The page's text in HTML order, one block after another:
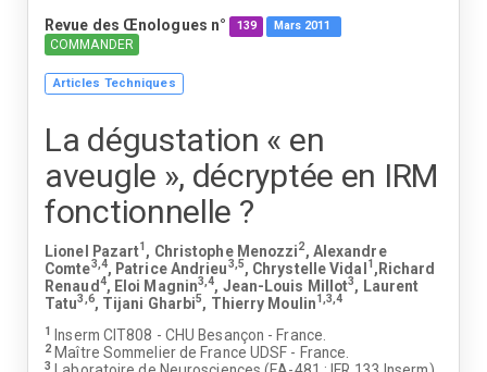
Revue des Œnologues n° 139 Mars 2011
COMMANDER
Articles Techniques
La dégustation « en
aveugle », décryptée en IRM
fonctionnelle ?
Lionel Pazart1 , Christophe Menozzi2, Alexandre
Comte3,4, Patrice Andrieu3,5, Chrystelle Vidal1 ,Richard
Renaud4, Eloi Magnin3,4, Jean-Louis Millot3, Laurent
Tatu3,6, Tijani Gharbi5, Thierry Moulin1,3,4
1 Inserm CIT808 - CHU Besançon - France.
2 Maître Sommelier de France UDSF - France.
3